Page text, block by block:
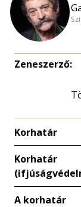
Zeneszerző:
Korhatár
Korhatár
A korhatár